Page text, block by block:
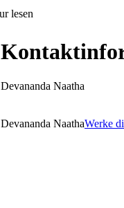
Devananda Naatha
Devananda NaathaWerke